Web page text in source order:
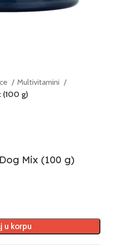
Multivitamini
(100 g)
Mix (100 g)
u korpu